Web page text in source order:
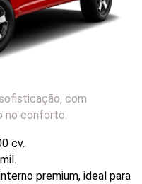
com
no conforto.
cv.
premium, ideal para